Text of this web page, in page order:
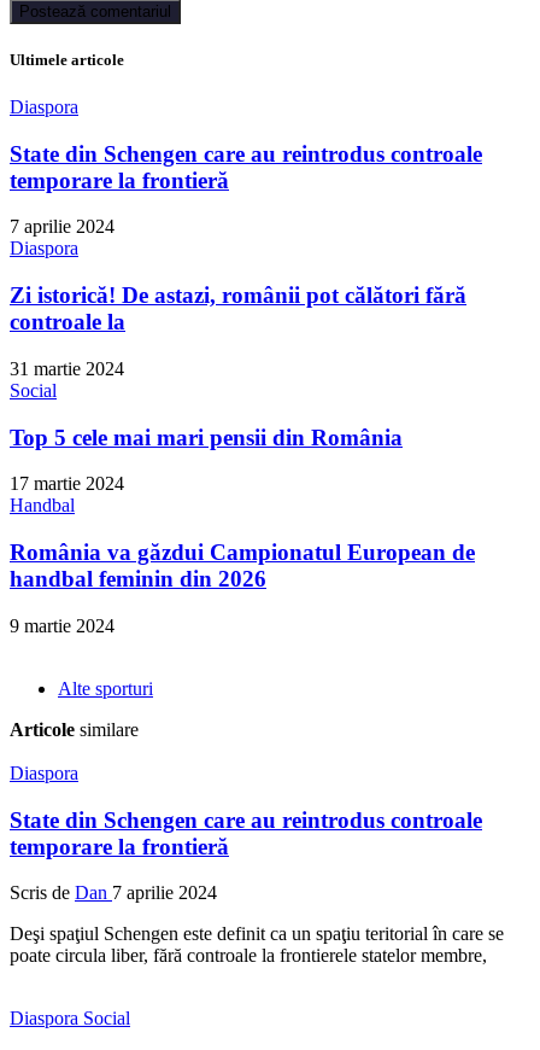
Ultimele articole
Diaspora
State din Schengen care au reintrodus controale
temporare la frontieră
7 aprilie 2024
Diaspora
Zi istorică! De astazi, românii pot călători fără
controale la
31 martie 2024
Social
Top 5 cele mai mari pensii din România
17 martie 2024
Handbal
România va găzdui Campionatul European de
handbal feminin din 2026
9 martie 2024
Alte sporturi
Articole similare
Diaspora
State din Schengen care au reintrodus controale
temporare la frontieră
Scris de Dan 7 aprilie 2024
Deşi spaţiul Schengen este definit ca un spaţiu teritorial în care se
poate circula liber, fără controale la frontierele statelor membre,
Diaspora Social